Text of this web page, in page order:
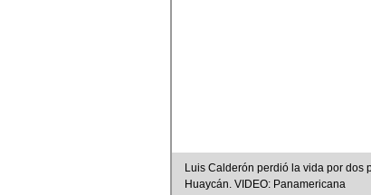
Luis Calderón perdió la vida por dos
Huaycán. VIDEO: Panamericana